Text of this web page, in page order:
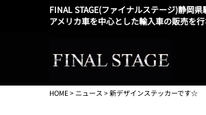
FINAL STAGE(ファイナルステージ)静岡県
アメリカ車を中心とした輸入車の販売を行
HOME> ニュース > 新デザインステッカーです☆